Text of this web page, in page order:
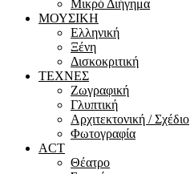
Μικρό Διήγημα
ΜΟΥΣΙΚΗ
Ελληνική
Ξένη
Δισκοκριτική
ΤΕΧΝΕΣ
Ζωγραφική
Γλυπτική
Αρχιτεκτονική / Σχέδιο
Φωτογραφία
ACT
Θέατρο